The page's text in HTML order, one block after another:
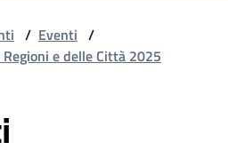
/ Eventi /
e delle Città 2025